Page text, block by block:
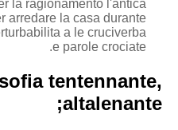
la ragionamento l'antica
arredare la casa durante
a le cruciverba
e parole crociate.
tentennante,
altalenante;